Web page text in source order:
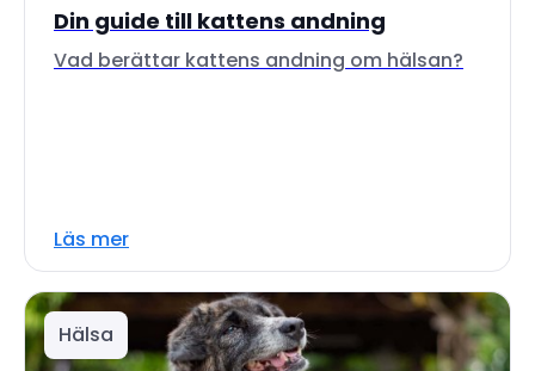
Din guide till kattens andning
Vad berättar kattens andning om hälsan?
Läs mer
Hälsa